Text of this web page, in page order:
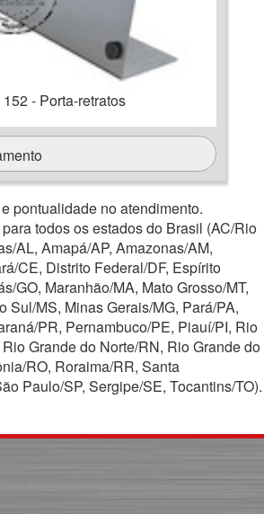
152 - Porta-retratos
pontualidade no atendimento.
todos os estados do Brasil (AC/Rio
AL, Amapá/AP, Amazonas/AM,
CE, Distrito Federal/DF, Espírito
GO, Maranhão/MA, Mato Grosso/MT,
Sul/MS, Minas Gerais/MG, Pará/PA,
PR, Pernambuco/PE, Piauí/PI, Rio
Grande do Norte/RN, Rio Grande do
RO, Roraima/RR, Santa
Paulo/SP, Sergipe/SE, Tocantins/TO).